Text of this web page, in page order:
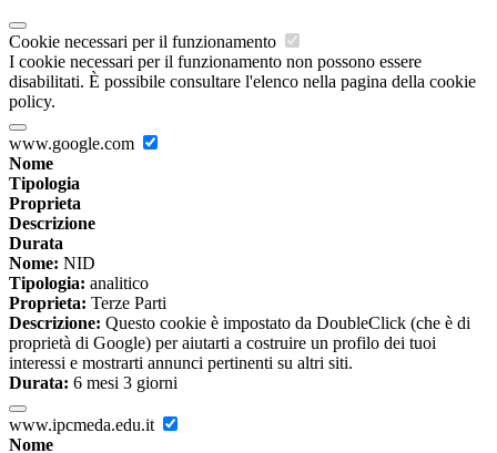
Cookie necessari per il funzionamento
I cookie necessari per il funzionamento non possono essere
disabilitati. È possibile consultare l'elenco nella pagina della cookie
policy.
www.google.com
Nome
Tipologia
Proprieta
Descrizione
Durata
Nome: NID
Tipologia: analitico
Proprieta: Terze Parti
Descrizione: Questo cookie è impostato da DoubleClick (che è di
proprietà di Google) per aiutarti a costruire un profilo dei tuoi
interessi e mostrarti annunci pertinenti su altri siti.
Durata: 6 mesi 3 giorni
www.ipcmeda.edu.it
Nome